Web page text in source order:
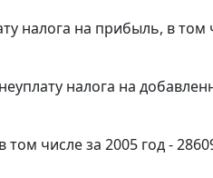
налога на прибыль, в том
налога на
числе за 2005 год -